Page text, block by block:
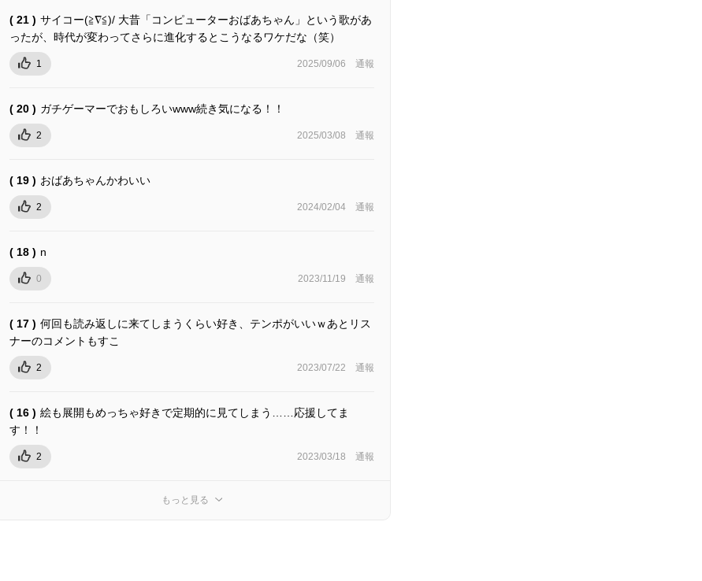
( 21 ) サイコー(≧∇≦)/ 大昔「コンピューターおばあちゃん」という歌があ
ったが、時代が変わってさらに進化するとこうなるワケだな（笑）
1 2025/09/06 通報
( 20 ) ガチゲーマーでおもしろいwww続き気になる！！
2 2025/03/08 通報
( 19 ) おばあちゃんかわいい
2 2024/02/04 通報
( 18 ) n
0 2023/11/19 通報
( 17 ) 何回も読み返しに来てしまうくらい好き、テンポがいいｗあとリス
ナーのコメントもすこ
2 2023/07/22 通報
( 16 ) 絵も展開もめっちゃ好きで定期的に見てしまう……応援してま
す！！
2 2023/03/18 通報
もっと見る